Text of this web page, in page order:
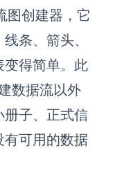
图创建器，它
条、箭头、
变得简单。此
数据流以外
册子、正式信
有可用的数据